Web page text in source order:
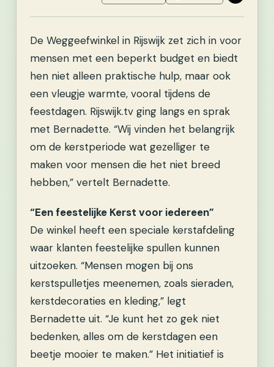
De Weggeefwinkel in Rijswijk zet zich in voor
mensen met een beperkt budget en biedt
hen niet alleen praktische hulp, maar ook
een vleugje warmte, vooral tijdens de
feestdagen. Rijswijk.tv ging langs en sprak
met Bernadette. “Wij vinden het belangrijk
om de kerstperiode wat gezelliger te
maken voor mensen die het niet breed
hebben,” vertelt Bernadette.
“Een feestelijke Kerst voor iedereen”
De winkel heeft een speciale kerstafdeling
waar klanten feestelijke spullen kunnen
uitzoeken. “Mensen mogen bij ons
kerstspulletjes meenemen, zoals sieraden,
kerstdecoraties en kleding,” legt
Bernadette uit. “Je kunt het zo gek niet
bedenken, alles om de kerstdagen een
beetje mooier te maken.” Het initiatief is